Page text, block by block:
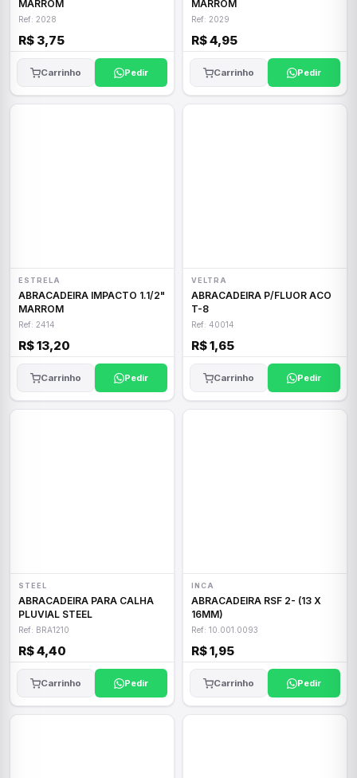
MARROM
Ref: 2028
R$ 3,75
Carrinho Pedir
MARROM
Ref: 2029
R$ 4,95
Carrinho Pedir
ESTRELA
ABRACADEIRA IMPACTO 1.1/2"
MARROM
Ref: 2414
R$ 13,20
Carrinho Pedir
VELTRA
ABRACADEIRA P/FLUOR ACO
T-8
Ref: 40014
R$ 1,65
Carrinho Pedir
STEEL
ABRACADEIRA PARA CALHA
PLUVIAL STEEL
Ref: BRA1210
R$ 4,40
Carrinho Pedir
INCA
ABRACADEIRA RSF 2- (13 X
16MM)
Ref: 10.001.0093
R$ 1,95
Carrinho Pedir